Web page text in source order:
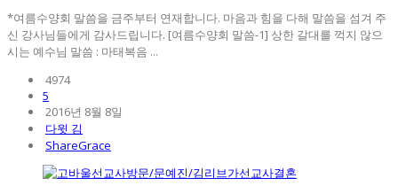
*여름수양회 말씀을 금주부터 연재합니다. 마음과 힘을 다해 말씀을 섬겨 주
신 강사님들에게 감사드립니다. [여름수양회 말씀-1] 상한 갈대를 꺽지 않으
시는 예수님 말씀 : 마태복음 ...
4974
5
2016년 8월 8일
다윗 김
ShareGrace